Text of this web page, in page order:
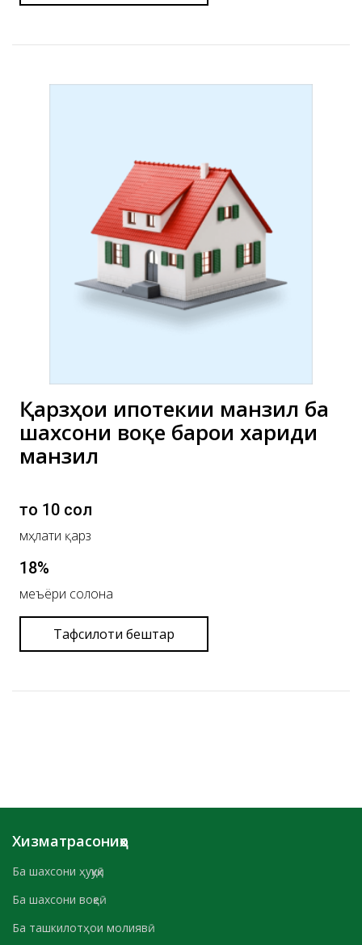
Қарзҳои ипотекии манзилӣ ба
шахсони воқеӣ барои хариди
манзил
то 10 сол
мӯҳлати қарз
18%
меъёри солона
Тафсилоти бештар
Хизматрасониҳо
Ба шахсони ҳуқуқӣ
Ба шахсони воқеӣ
Ба ташкилотҳои молиявӣ